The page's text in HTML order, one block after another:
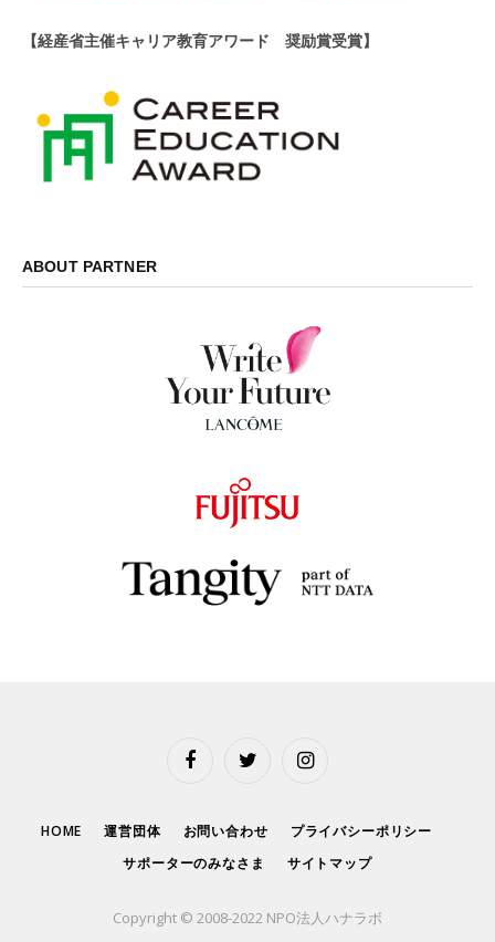
【経産省主催キャリア教育アワード 奨励賞受賞】
ABOUT PARTNER
FacebookTwitter Instagram
HOME 運営団体 お問い合わせ
プライバシーポリシー
サポーターのみなさま
サイトマップ
Copyright © 2008-2022 NPO法人ハナラボ